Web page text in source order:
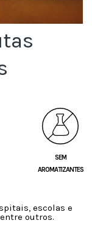
SEM
AROMATIZANTES
escolas e
outros.